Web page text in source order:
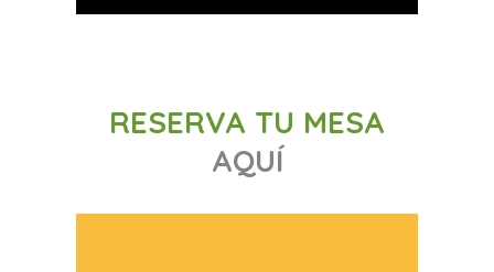
RESERVA TU MESA
AQUÍ